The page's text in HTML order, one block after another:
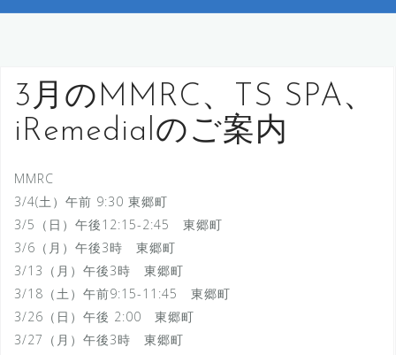
ッ
3月のMMRC、TS SPA、
iRemedialのご案内
MMRC
3/4(土）午前 9:30 東郷町
3/5（日）午後12:15-2:45 東郷町
3/6（ 月 ）午後3時 東郷町
3/13（ 月 ）午後3時 東郷町
3/18 （土 ）午前9:15-11:45 東郷町
3/26（日）午後 2:00 東郷町
3/27（月）午後3時 東郷町